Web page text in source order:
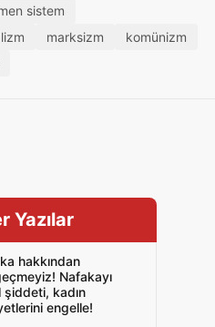
sistem
marksizm
komünizm
Yazılar
hakkından
Nafakayı
şiddeti, kadın
engelle!